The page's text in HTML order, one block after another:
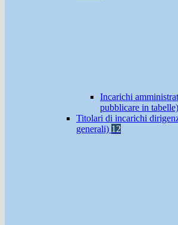
Incarichi
pubblicare in tabelle)
Titolari di incarichi
generali) 12